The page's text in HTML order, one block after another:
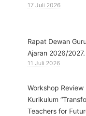
17 Juli 2026
Rapat Dewan
Ajaran 2026/2027.
11 Juli 2026
Workshop Review
Kurikulum
Teachers for